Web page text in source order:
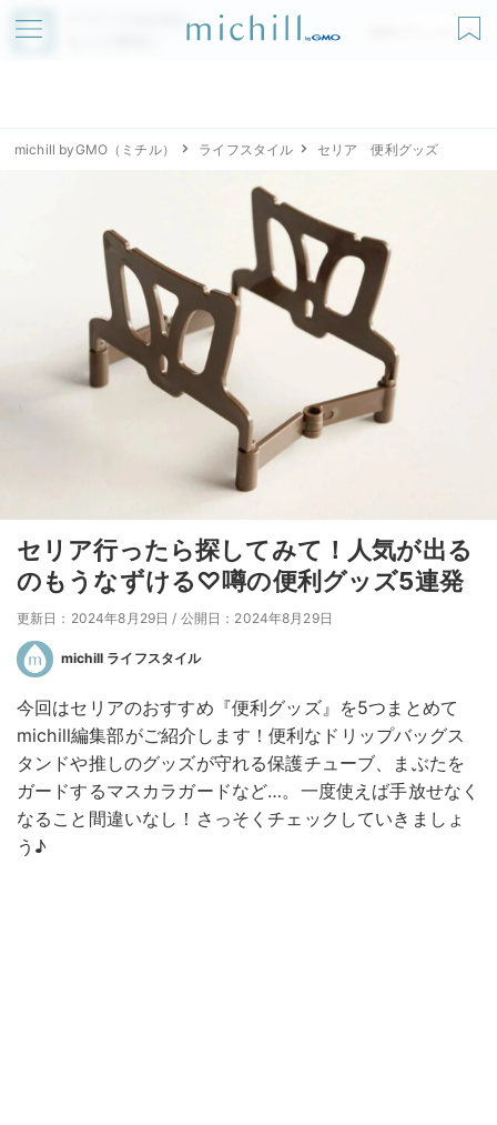
アプリでmichillが
無料ダウンロード
michill byGMO（ミチル） ライフスタイル セリア 便利グッズ
セリア行ったら探してみて！人気が出る
のもうなずける♡噂の便利グッズ5連発
更新日：2024年8月29日 / 公開日：2024年8月29日
michill ライフスタイル
今回はセリアのおすすめ『便利グッズ』を5つまとめて
michill編集部がご紹介します！便利なドリップバッグス
タンドや推しのグッズが守れる保護チューブ、まぶたを
ガードするマスカラガードなど…。一度使えば手放せなく
なること間違いなし！さっそくチェックしていきましょ
う♪